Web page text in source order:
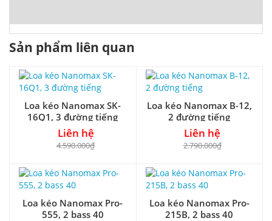
Sản phẩm liên quan
Loa kéo Nanomax SK-
16Q1, 3 đường tiếng
Liên hệ
4.590.000₫
Loa kéo Nanomax B-12,
2 đường tiếng
Liên hệ
2.790.000₫
Loa kéo Nanomax Pro-
555, 2 bass 40
Loa kéo Nanomax Pro-
215B, 2 bass 40